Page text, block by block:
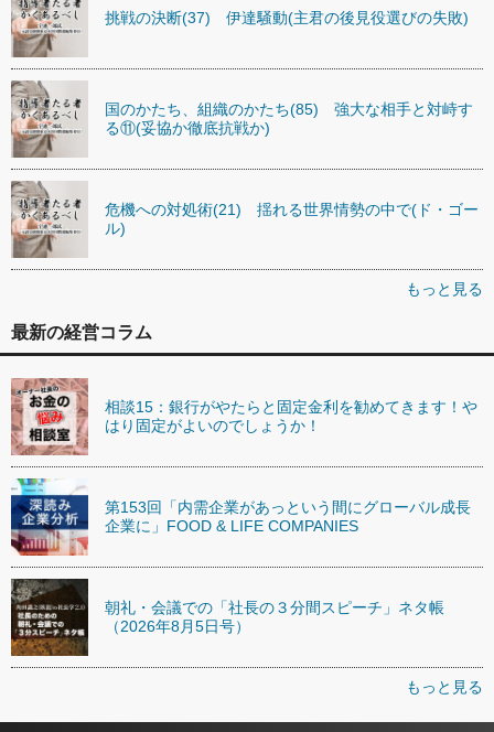
挑戦の決断(37) 伊達騒動(主君の後見役選びの失敗)
国のかたち、組織のかたち(85) 強大な相手と対峙す
る⑪(妥協か徹底抗戦か)
危機への対処術(21) 揺れる世界情勢の中で(ド・ゴー
ル)
もっと見る
最新の経営コラム
相談15：銀行がやたらと固定金利を勧めてきます！や
はり固定がよいのでしょうか！
第153回「内需企業があっという間にグローバル成長
企業に」FOOD & LIFE COMPANIES
朝礼・会議での「社長の３分間スピーチ」ネタ帳
（2026年8月5日号）
もっと見る